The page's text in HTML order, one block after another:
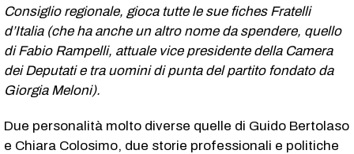
Consiglio regionale, gioca tutte le sue fiches Fratelli
d’Italia (che ha anche un altro nome da spendere, quello
di Fabio Rampelli, attuale vice presidente della Camera
dei Deputati e tra uomini di punta del partito fondato da
Giorgia Meloni).
Due personalità molto diverse quelle di Guido Bertolaso
e Chiara Colosimo, due storie professionali e politiche